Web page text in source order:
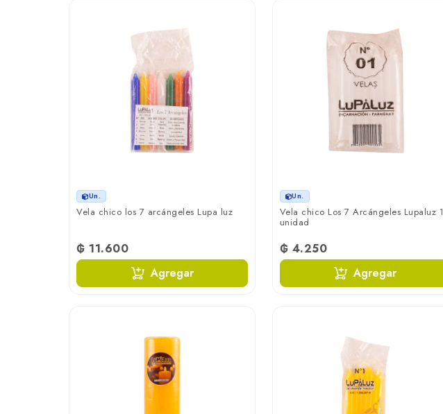
Un.
Vela chico los 7 arcángeles Lupa luz
₲ 11.600
Agregar
Un.
Vela chico Los 7 Arcángeles Lupaluz 1
unidad
₲ 4.250
Agregar